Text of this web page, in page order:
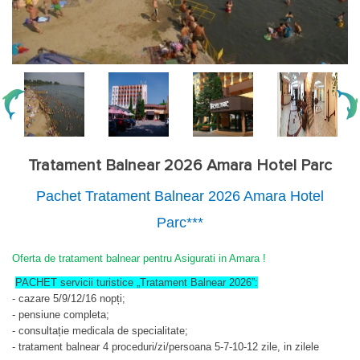
Tratament Balnear 2026 Amara Hotel Parc
Pachet Tratament Balnear 2026 Amara Hotel
Parc***
Oferta de tratament balnear pentru Asigurati in Amara !
PACHET servicii turistice „Tratament Balnear 2026”:
- cazare 5/9/12/16 nopți;
- pensiune completa;
- consultație medicala de specialitate;
- tratament balnear 4 proceduri/zi/persoana 5-7-10-12 zile, in zilele